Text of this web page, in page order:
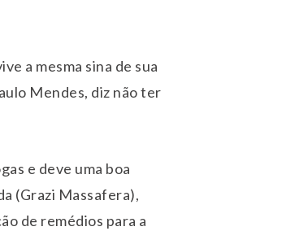
a mesma sina de sua
Mendes, diz não ter
e deve uma boa
(Grazi Massafera),
de remédios para a